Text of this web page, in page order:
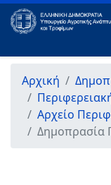
Αρχική
Αρχείο
Δημοπρασία